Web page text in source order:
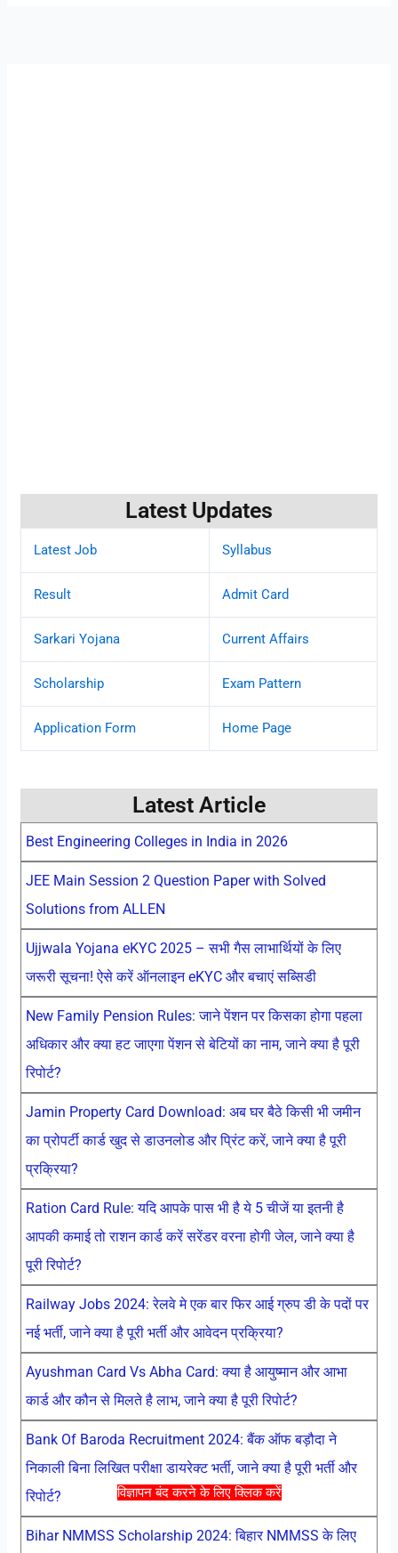
विज्ञापन बंद करने के लिए क्लिक करें
Latest Updates
Latest Job Syllabus
Result Admit Card
Sarkari Yojana Current Affairs
Scholarship Exam Pattern
Application Form Home Page
Latest Article
Best Engineering Colleges in India in 2026
JEE Main Session 2 Question Paper with Solved
Solutions from ALLEN
Ujjwala Yojana eKYC 2025 – सभी गैस लाभार्थियों के लिए
जरूरी सूचना! ऐसे करें ऑनलाइन eKYC और बचाएं सब्सिडी
New Family Pension Rules: जाने पेंशन पर किसका होगा पहला
अधिकार और क्या हट जाएगा पेंशन से बेटियों का नाम, जाने क्या है पूरी
रिपोर्ट?
Jamin Property Card Download: अब घर बैठे किसी भी जमीन
का प्रोपर्टी कार्ड खुद से डाउनलोड और प्रिंट करें, जाने क्या है पूरी
प्रक्रिया?
Ration Card Rule: यदि आपके पास भी है ये 5 चीजें या इतनी है
आपकी कमाई तो राशन कार्ड करें सरेंडर वरना होगी जेल, जाने क्या है
पूरी रिपोर्ट?
Railway Jobs 2024: रेलवे मे एक बार फिर आई ग्रुप डी के पदों पर
नई भर्ती, जाने क्या है पूरी भर्ती और आवेदन प्रक्रिया?
Ayushman Card Vs Abha Card: क्या है आयुष्मान और आभा
कार्ड और कौन से मिलते है लाभ, जाने क्या है पूरी रिपोर्ट?
Bank Of Baroda Recruitment 2024: बैंक ऑफ बड़ौदा ने
निकाली बिना लिखित परीक्षा डायरेक्ट भर्ती, जाने क्या है पूरी भर्ती और
रिपोर्ट?
Bihar NMMSS Scholarship 2024: बिहार NMMSS के लिए